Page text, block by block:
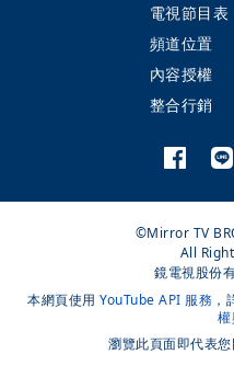
電視節目表
頻道位置
內容授權
整合行銷
©Mirror TV
All
鏡電視股份
本網頁使用 YouTube API 服務 ，
權
瀏覽此頁面即代表